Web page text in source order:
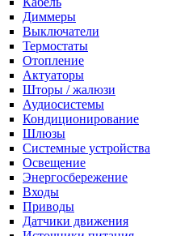
Диммеры
Выключатели
Термостаты
Отопление
Актуаторы
Шторы / жалюзи
Аудиосистемы
Кондиционирование
Шлюзы
Системные устройства
Освещение
Энергосбережение
Входы
Приводы
Датчики движения